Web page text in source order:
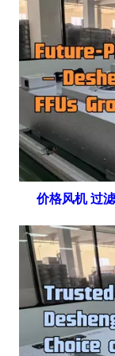
价格风机 过